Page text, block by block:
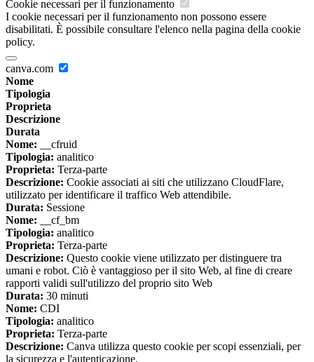
Cookie necessari per il funzionamento
I cookie necessari per il funzionamento non possono essere
disabilitati. È possibile consultare l'elenco nella pagina della cookie
policy.
canva.com
Nome
Tipologia
Proprieta
Descrizione
Durata
Nome: __cfruid
Tipologia: analitico
Proprieta: Terza-parte
Descrizione: Cookie associati ai siti che utilizzano CloudFlare,
utilizzato per identificare il traffico Web attendibile.
Durata: Sessione
Nome: __cf_bm
Tipologia: analitico
Proprieta: Terza-parte
Descrizione: Questo cookie viene utilizzato per distinguere tra
umani e robot. Ciò è vantaggioso per il sito Web, al fine di creare
rapporti validi sull'utilizzo del proprio sito Web
Durata: 30 minuti
Nome: CDI
Tipologia: analitico
Proprieta: Terza-parte
Descrizione: Canva utilizza questo cookie per scopi essenziali, per
la sicurezza e l'autenticazione.